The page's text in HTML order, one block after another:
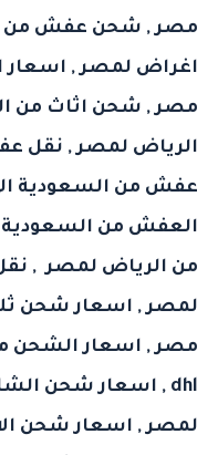
مصر, شحن عفش من
اغراض لمصر, اسعار
مصر, شحن اثاث من
الرياض لمصر, نقل
عفش من السعودية
العفش من
من الرياض لمصر,
لمصر, اسعار شحن
مصر, اسعار الشحن
dhl
, اسعار شحن
لمصر, اسعار شحن